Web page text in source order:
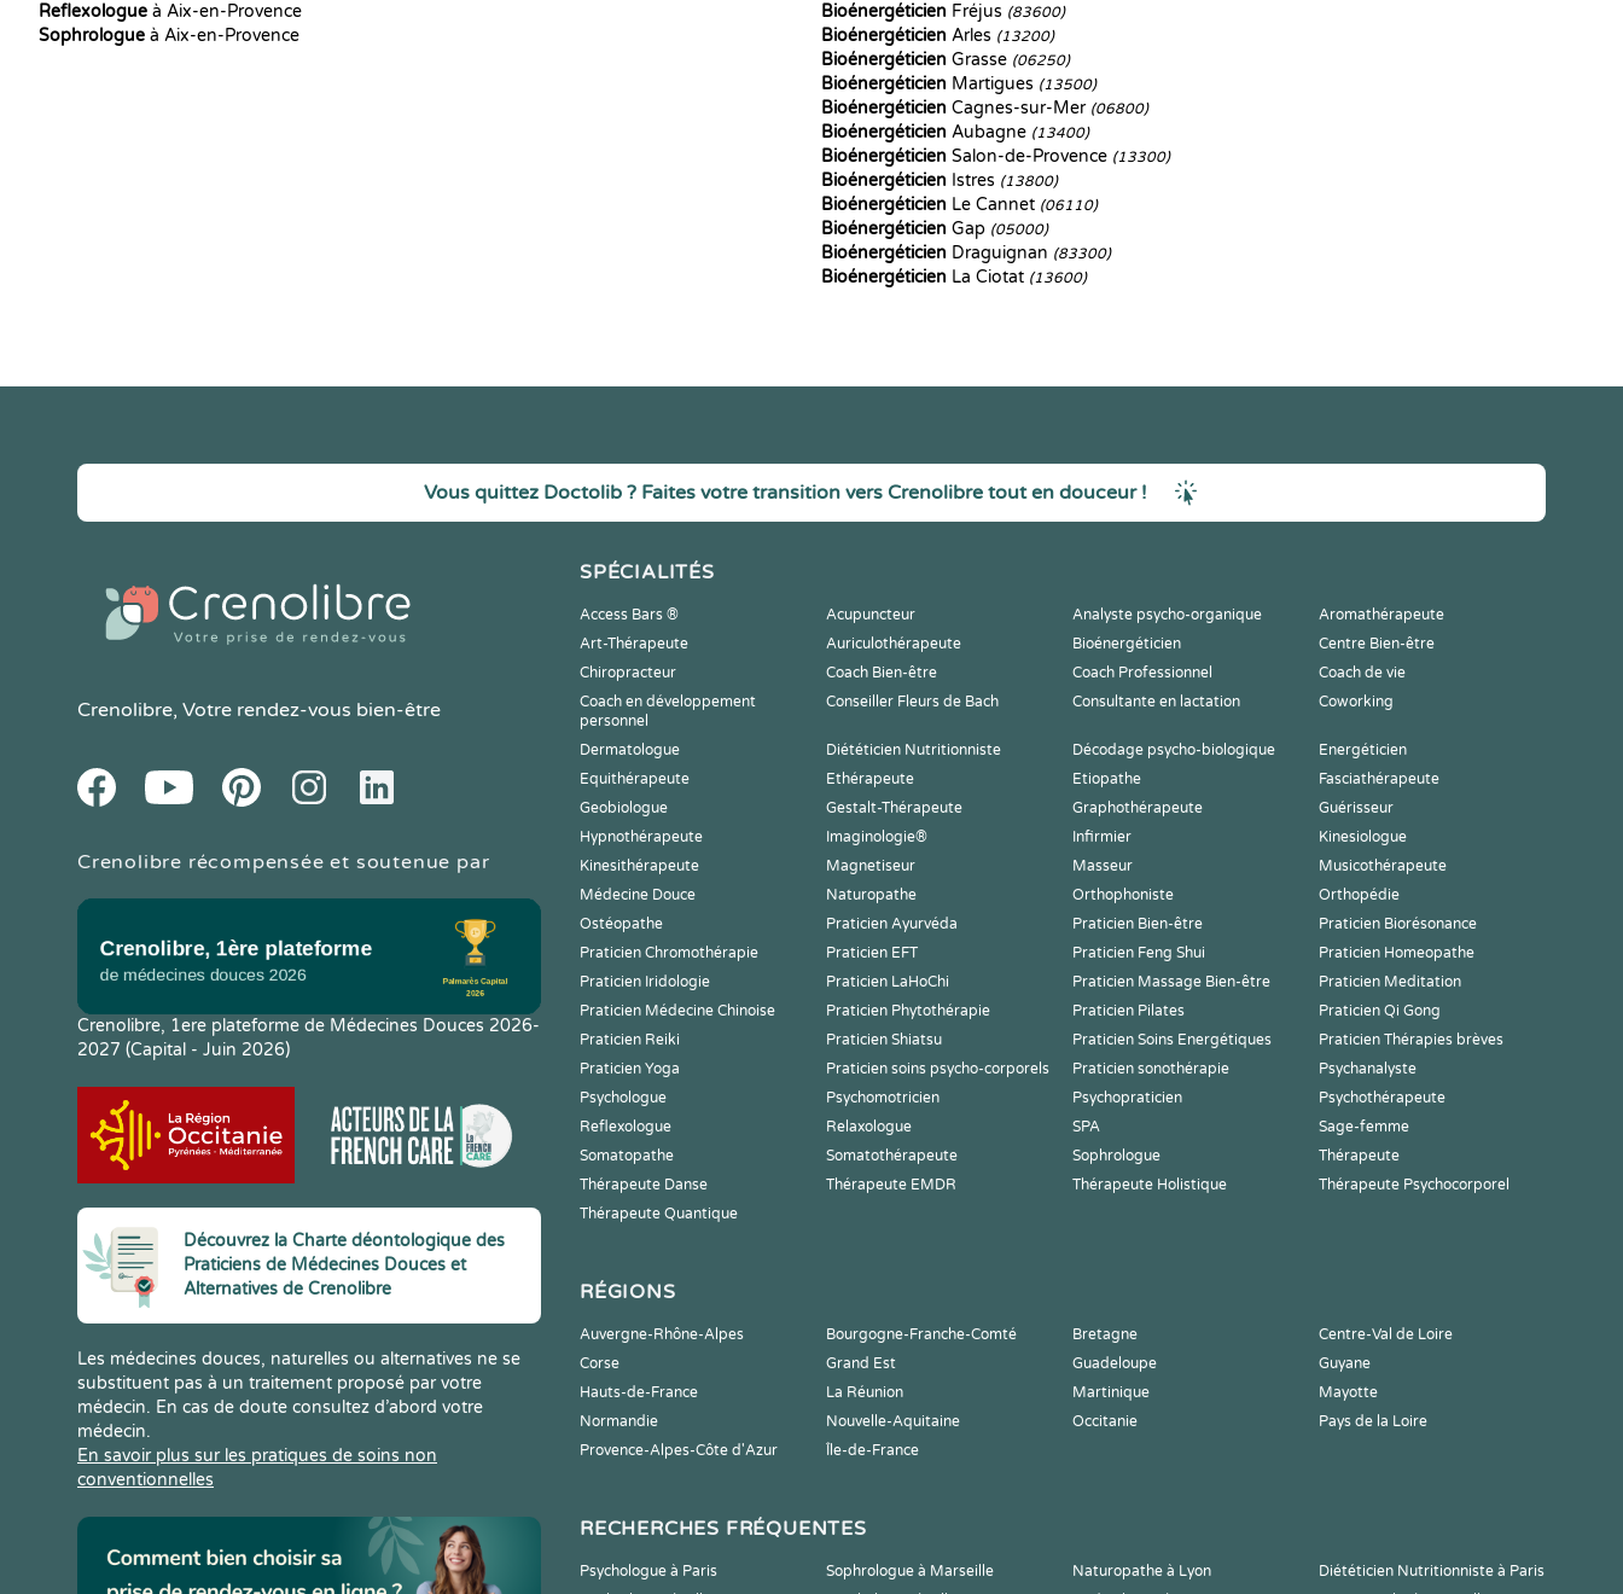
Reflexologue à Aix-en-Provence
Sophrologue à Aix-en-Provence
Bioénergéticien Fréjus (83600)
Bioénergéticien Arles (13200)
Bioénergéticien Grasse (06250)
Bioénergéticien Martigues (13500)
Bioénergéticien Cagnes-sur-Mer (06800)
Bioénergéticien Aubagne (13400)
Bioénergéticien Salon-de-Provence (13300)
Bioénergéticien Istres (13800)
Bioénergéticien Le Cannet (06110)
Bioénergéticien Gap (05000)
Bioénergéticien Draguignan (83300)
Bioénergéticien La Ciotat (13600)
Vous quittez Doctolib ? Faites votre transition vers Crenolibre tout en douceur !
Crenolibre, Votre rendez-vous bien-être
FacebookYoutube PinteresetInstagramLinkedIn
Crenolibre récompensée et soutenue par
Crenolibre, 1ere plateforme de Médecines Douces 2026-
2027 (Capital - Juin 2026)
Découvrez la Charte déontologique des
Praticiens de Médecines Douces et
Alternatives de Crenolibre
Les médecines douces, naturelles ou alternatives ne se
substituent pas à un traitement proposé par votre
médecin. En cas de doute consultez d’abord votre
médecin.
En savoir plus sur les pratiques de soins non
conventionnelles
SPÉCIALITÉS
Access Bars ® Acupuncteur Analyste psycho-organique
Aromathérapeute
Art-Thérapeute
Auriculothérapeute Bioénergéticien
Centre Bien-être
Chiropracteur
Coach Bien-être Coach Professionnel
Coach de vie
Coach en développement
personnel
Conseiller Fleurs de Bach Consultante en lactation Coworking
Dermatologue Diététicien Nutritionniste Décodage psycho-biologique
Energéticien
Equithérapeute
Ethérapeute Etiopathe
Fasciathérapeute
Geobiologue
Gestalt-Thérapeute Graphothérapeute
Guérisseur
Hypnothérapeute
Imaginologie® Infirmier
Kinesiologue
Kinesithérapeute
Magnetiseur Masseur
Musicothérapeute
Médecine Douce
Naturopathe Orthophoniste
Orthopédie
Ostéopathe
Praticien Ayurvéda Praticien Bien-être
Praticien Biorésonance
Praticien Chromothérapie
Praticien EFT Praticien Feng Shui
Praticien Homeopathe
Praticien Iridologie
Praticien LaHoChi Praticien Massage Bien-être
Praticien Meditation
Praticien Médecine Chinoise
Praticien Phytothérapie Praticien Pilates
Praticien Qi Gong
Praticien Reiki
Praticien Shiatsu Praticien Soins Energétiques
Praticien Thérapies brèves
Praticien Yoga
Praticien soins psycho-corporels Praticien sonothérapie
Psychanalyste
Psychologue
Psychomotricien Psychopraticien
Psychothérapeute
Reflexologue
Relaxologue SPA
Sage-femme
Somatopathe
Somatothérapeute Sophrologue
Thérapeute
Thérapeute Danse
Thérapeute EMDR Thérapeute Holistique
Thérapeute Psychocorporel
Thérapeute Quantique
RÉGIONS
Auvergne-Rhône-Alpes Bourgogne-Franche-Comté Bretagne
Centre-Val de Loire
Corse
Grand Est Guadeloupe
Guyane
Hauts-de-France
La Réunion Martinique
Mayotte
Normandie
Nouvelle-Aquitaine Occitanie
Pays de la Loire
Provence-Alpes-Côte d'Azur
Île-de-France
RECHERCHES FRÉQUENTES
Psychologue à Paris Sophrologue à Marseille Naturopathe à Lyon
Diététicien Nutritionniste à Paris